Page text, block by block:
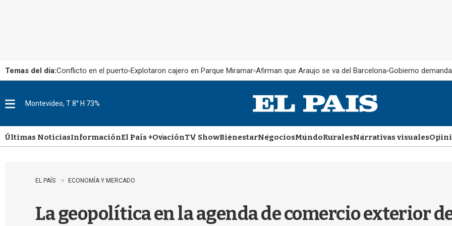
Temas del día:Conflicto en el puerto Explotaron cajero en Parque Miramar Afirman que Araujo se va del Barcelona Gobierno
u
Montevideo, T 8° H 73%
Últimas NoticiasInformaciónEl País +OvaciónTV ShowBienestarNegociosMundoRuralesNarrativas visuales
EL PAÍS ECONOMÍA Y MERCADO
La geopolítica en la agenda de comercio exterior